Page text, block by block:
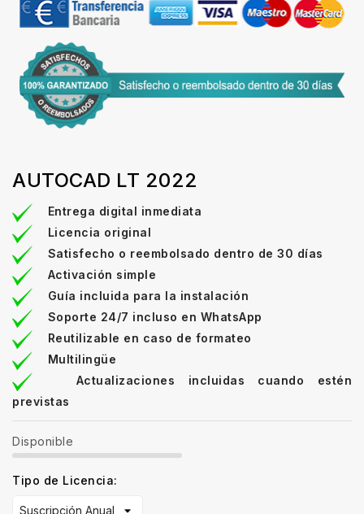
AUTOCAD LT 2022
Entrega digital inmediata
Licencia original
Satisfecho o reembolsado dentro de 30 días
Activación simple
Guía incluida para la instalación
Soporte 24/7 incluso en WhatsApp
Reutilizable en caso de formateo
Multilingüe
Actualizaciones incluidas cuando estén
previstas
Disponible
Tipo de Licencia: